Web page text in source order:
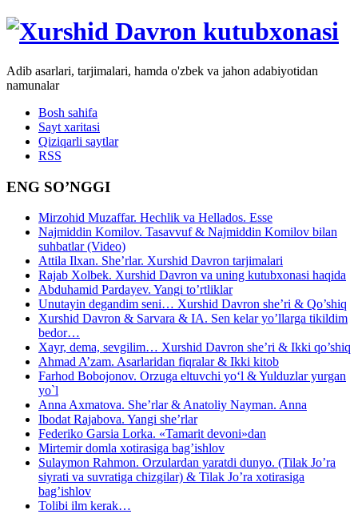
Adib asarlari, tarjimalari, hamda o'zbek va jahon adabiyotidan
namunalar
Bosh sahifa
Sayt xaritasi
Qiziqarli saytlar
RSS
ENG SO’NGGI
Mirzohid Muzaffar. Hechlik va Hellados. Esse
Najmiddin Komilov. Tasavvuf & Najmiddin Komilov bilan
suhbatlar (Video)
Attila Ilxan. She’rlar. Xurshid Davron tarjimalari
Rajab Xolbek. Xurshid Davron va uning kutubxonasi haqida
Abduhamid Pardayev. Yangi to’rtliklar
Unutayin degandim seni… Xurshid Davron she’ri & Qo’shiq
Xurshid Davron & Sarvara & IA. Sen kelar yo’llarga tikildim
bedor…
Xayr, dema, sevgilim… Xurshid Davron she’ri & Ikki qo’shiq
Ahmad A’zam. Asarlaridan fiqralar & Ikki kitob
Farhod Bobojonov. Orzuga eltuvchi yo‘l & Yulduzlar yurgan
yo`l
Anna Axmatova. She’rlar & Anatoliy Nayman. Anna
Ibodat Rajabova. Yangi she’rlar
Federiko Garsia Lorka. «Tamarit devoni»dan
Mirtemir domla xotirasiga bag’ishlov
Sulaymon Rahmon. Orzulardan yaratdi dunyo. (Tilak Jo’ra
siyrati va suvratiga chizgilar) & Tilak Jo’ra xotirasiga
bag’ishlov
Tolibi ilm kerak…